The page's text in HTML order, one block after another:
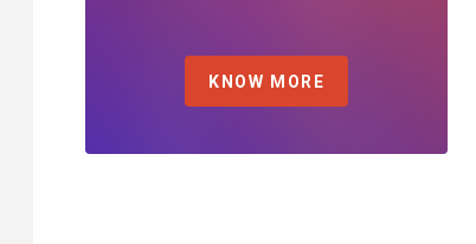
KNOW MORE